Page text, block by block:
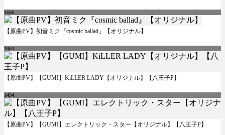
1696
【原曲PV】初音ミク『cosmic ballad』【オリジナル】
1984
【原曲PV】【GUMI】KiLLER LADY【オリジナル】【八王子P】
1494
【原曲PV】【GUMI】エレクトリック・スター【オリジナル】【八王子P】